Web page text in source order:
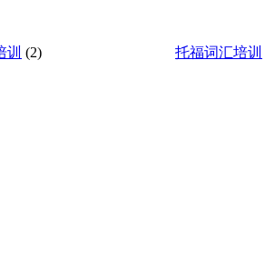
训 (2) 托福词汇培训